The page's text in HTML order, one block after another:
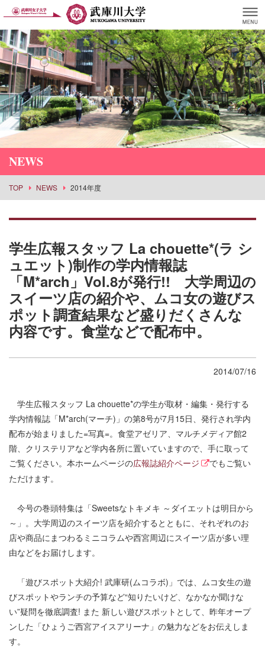
NEWS
TOP NEWS 2014年度
学生広報スタッフ La chouette*(ラ シ
ュエット)制作の学内情報誌
「M*arch」Vol.8が発行!! 大学周辺の
スイーツ店の紹介や、ムコ女の遊びス
ポット調査結果など盛りだくさんな
内容です。食堂などで配布中。
2014/07/16
学生広報スタッフ La chouette*の学生が取材・編集・発行する
学内情報誌「M*arch(マーチ)」の第8号が7月15日、発行され学内
配布が始まりました=写真=。食堂アゼリア、マルチメディア館2
階、クリステリアなど学内各所に置いていますので、手に取って
ご覧ください。本ホームページの広報誌紹介ページ
でもご覧い
ただけます。
今号の巻頭特集は「Sweetsなトキメキ ～ダイエットは明日から
～」。大学周辺のスイーツ店を紹介するとともに、それぞれのお
店や商品にまつわるミニコラムや西宮周辺にスイーツ店が多い理
由などをお届けします。
「遊びスポット大紹介! 武庫研(ムコラボ)」では、ムコ女生の遊
びスポットやランチの予算など“知りたいけど、なかなか聞けな
い”疑問を徹底調査! また 新しい遊びスポットとして、昨年オープ
ンした「ひょうご西宮アイスアリーナ」の魅力などをお伝えしま
す。